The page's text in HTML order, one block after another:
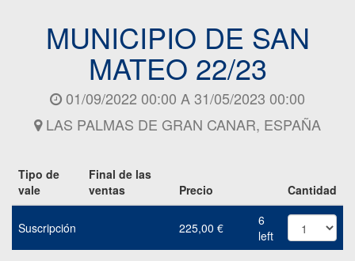
MUNICIPIO DE SAN
MATEO 22/23
01/09/2022 00:00 A31/05/2023 00:00
LAS PALMAS DE GRAN CANAR, ESPAÑA
Tipo de
vale
Final de las
ventas
Precio Cantidad
Suscripción 225,00 €
6
left